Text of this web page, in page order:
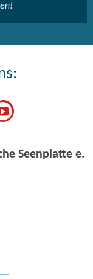
Seenplatte e.